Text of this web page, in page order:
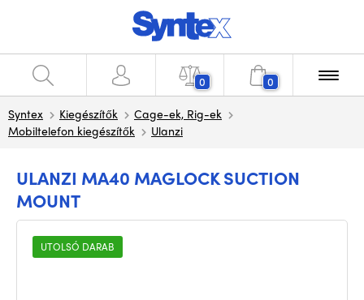
0 0
Syntex Kiegészítők
Cage-ek, Rig-ek
Mobiltelefon kiegészítők
Ulanzi
ULANZI MA40 MAGLOCK SUCTION
MOUNT
UTOLSÓ DARAB